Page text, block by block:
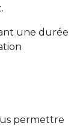
une durée
permettre